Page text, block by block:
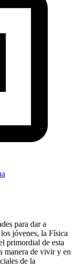
para dar a
jóvenes, la Física
primordial de esta
manera de vivir y en
de la